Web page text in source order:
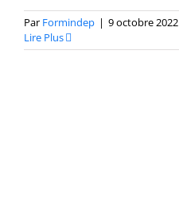
Par Formindep | 9 octobre 2022
Lire Plus